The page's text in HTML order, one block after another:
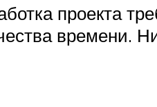
проекта
времени.